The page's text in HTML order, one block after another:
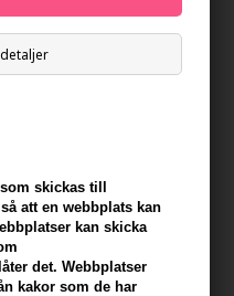
skickas till
att en webbplats kan
kan skicka
det. Webbplatser
kakor som de har
200ml
Brand: